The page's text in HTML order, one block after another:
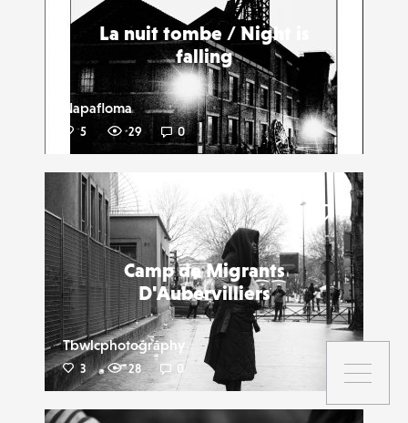
La nuit tombe / Night is
falling
Napafloma
5 29 0
Camp de Migrants
D'Aubervilliers
Tbwlcphotography
3 28 0
Liker